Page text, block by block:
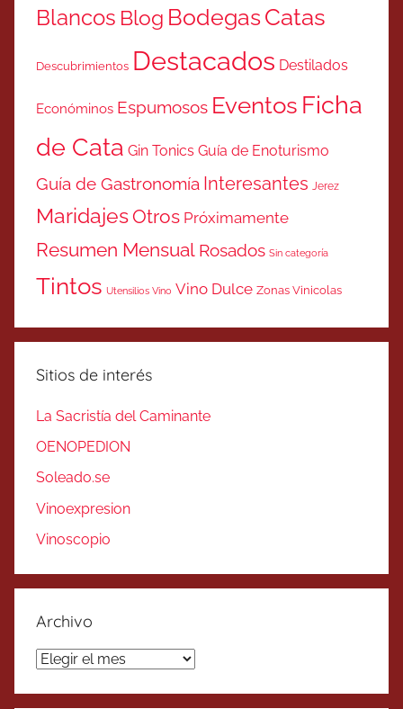
Blancos Blog BodegasCatas
Descubrimientos Destacados Destilados
Económinos Espumosos Eventos Ficha
de Cata Gin Tonics Guía de Enoturismo
Guía de Gastronomía Interesantes Jerez
MaridajesOtros Próximamente
Resumen Mensual Rosados Sin categoría
Tintos Utensilios Vino Vino Dulce Zonas Vinicolas
Sitios de interés
La Sacristía del Caminante
OENOPEDION
Soleado.se
Vinoexpresion
Vinoscopio
Archivo
Archivo